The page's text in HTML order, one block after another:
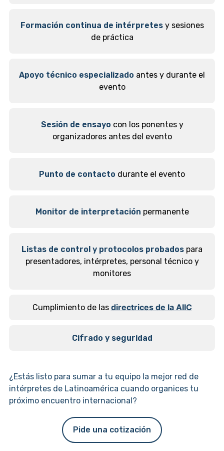
Formación continua de intérpretesy sesiones
de práctica
Apoyo técnico especializado antes y durante el
evento
Sesión de ensayo con los ponentes y
organizadores antes del evento
Punto de contacto durante el evento
Monitor de interpretación permanente
Listas de control y protocolos probados para
presentadores, intérpretes, personal técnico y
monitores
Cumplimiento de las directrices de la AIIC
Cifrado y seguridad
¿Estás listo para sumar a tu equipo la mejor red de
intérpretes de Latinoamérica cuando organices tu
próximo encuentro internacional?
Pide una cotización